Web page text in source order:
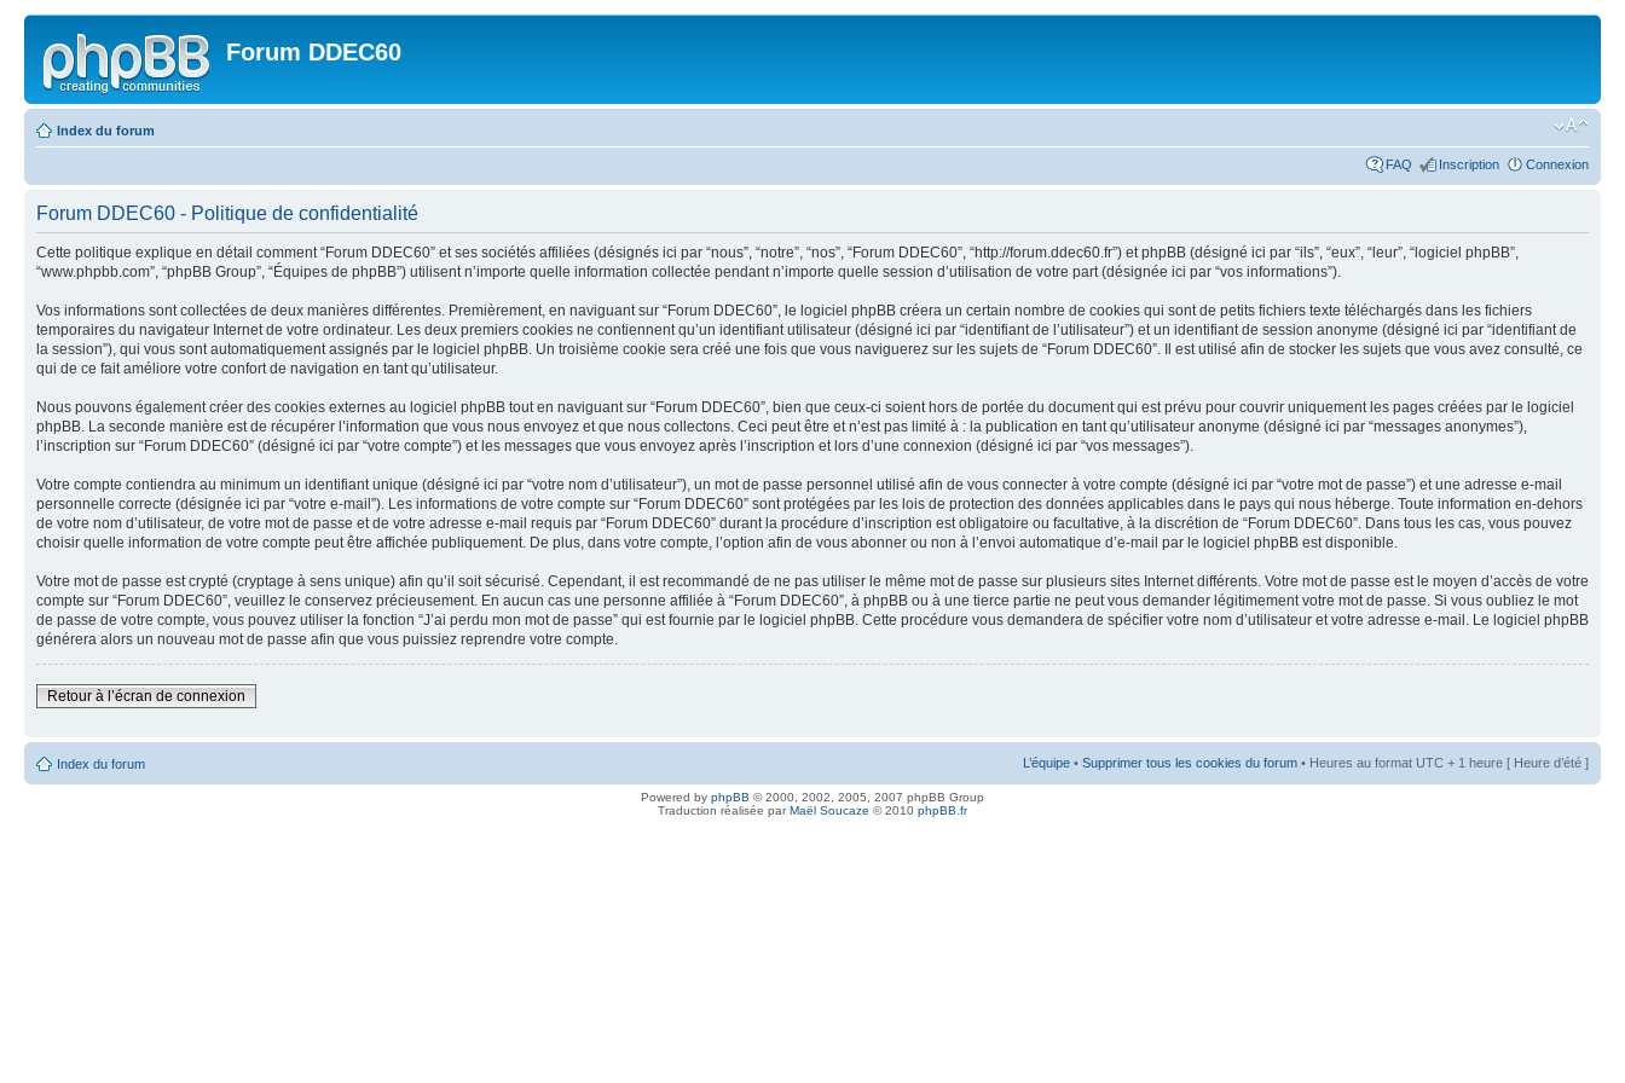
Forum DDEC60
Index du forum
FAQ Inscription Connexion
Forum DDEC60 - Politique de confidentialité
Cette politique explique en détail comment “Forum DDEC60” et ses sociétés affiliées (désignés ici par “nous”, “notre”, “nos”, “Forum DDEC60”, “http://forum.ddec60.fr”) et phpBB (désigné ici par “ils”, “eux”, “leur”, “logiciel phpBB”,
“www.phpbb.com”, “phpBB Group”, “Équipes de phpBB”) utilisent n’importe quelle information collectée pendant n’importe quelle session d’utilisation de votre part (désignée ici par “vos informations”).
Vos informations sont collectées de deux manières différentes. Premièrement, en naviguant sur “Forum DDEC60”, le logiciel phpBB créera un certain nombre de cookies qui sont de petits fichiers texte téléchargés dans les fichiers
temporaires du navigateur Internet de votre ordinateur. Les deux premiers cookies ne contiennent qu’un identifiant utilisateur (désigné ici par “identifiant de l’utilisateur”) et un identifiant de session anonyme (désigné ici par “identifiant de
la session”), qui vous sont automatiquement assignés par le logiciel phpBB. Un troisième cookie sera créé une fois que vous naviguerez sur les sujets de “Forum DDEC60”. Il est utilisé afin de stocker les sujets que vous avez consulté, ce
qui de ce fait améliore votre confort de navigation en tant qu’utilisateur.
Nous pouvons également créer des cookies externes au logiciel phpBB tout en naviguant sur “Forum DDEC60”, bien que ceux-ci soient hors de portée du document qui est prévu pour couvrir uniquement les pages créées par le logiciel
phpBB. La seconde manière est de récupérer l’information que vous nous envoyez et que nous collectons. Ceci peut être et n’est pas limité à : la publication en tant qu’utilisateur anonyme (désigné ici par “messages anonymes”),
l’inscription sur “Forum DDEC60” (désigné ici par “votre compte”) et les messages que vous envoyez après l’inscription et lors d’une connexion (désigné ici par “vos messages”).
Votre compte contiendra au minimum un identifiant unique (désigné ici par “votre nom d’utilisateur”), un mot de passe personnel utilisé afin de vous connecter à votre compte (désigné ici par “votre mot de passe”) et une adresse e-mail
personnelle correcte (désignée ici par “votre e-mail”). Les informations de votre compte sur “Forum DDEC60” sont protégées par les lois de protection des données applicables dans le pays qui nous héberge. Toute information en-dehors
de votre nom d’utilisateur, de votre mot de passe et de votre adresse e-mail requis par “Forum DDEC60” durant la procédure d’inscription est obligatoire ou facultative, à la discrétion de “Forum DDEC60”. Dans tous les cas, vous pouvez
choisir quelle information de votre compte peut être affichée publiquement. De plus, dans votre compte, l’option afin de vous abonner ou non à l’envoi automatique d’e-mail par le logiciel phpBB est disponible.
Votre mot de passe est crypté (cryptage à sens unique) afin qu’il soit sécurisé. Cependant, il est recommandé de ne pas utiliser le même mot de passe sur plusieurs sites Internet différents. Votre mot de passe est le moyen d’accès de votre
compte sur “Forum DDEC60”, veuillez le conservez précieusement. En aucun cas une personne affiliée à “Forum DDEC60”, à phpBB ou à une tierce partie ne peut vous demander légitimement votre mot de passe. Si vous oubliez le mot
de passe de votre compte, vous pouvez utiliser la fonction “J’ai perdu mon mot de passe” qui est fournie par le logiciel phpBB. Cette procédure vous demandera de spécifier votre nom d’utilisateur et votre adresse e-mail. Le logiciel phpBB
générera alors un nouveau mot de passe afin que vous puissiez reprendre votre compte.
Retour à l’écran de connexion
Index du forum L’équipe • Supprimer tous les cookies du forum • Heures au format UTC + 1 heure [ Heure d’été ]
Powered by phpBB © 2000, 2002, 2005, 2007 phpBB Group
Traduction réalisée parMaël Soucaze © 2010 phpBB.fr